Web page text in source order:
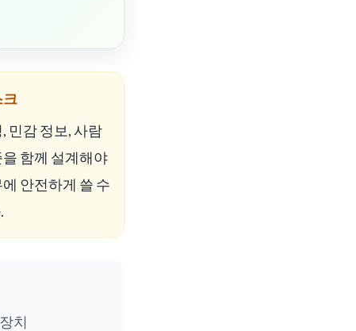
크
민감 정보, 사람
함께 설계해야
안전하게 쓸 수
치